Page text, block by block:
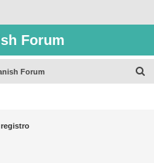
Forum
Forum
registro